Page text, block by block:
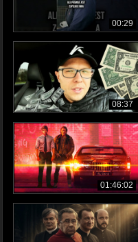
00:29
08:37
01:46:02